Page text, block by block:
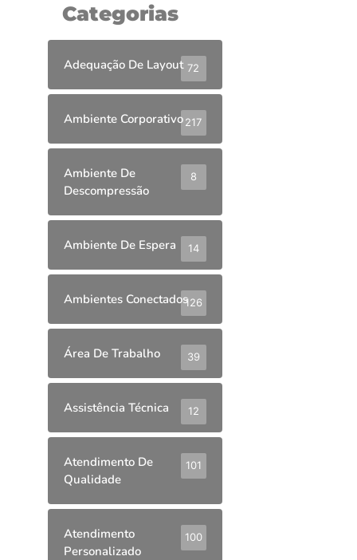
Categorias
Adequação De Layout 72
Ambiente Corporativo217
Ambiente De
Descompressão
8
Ambiente De Espera 14
Ambientes Conectados126
Área De Trabalho 39
Assistência Técnica 12
Atendimento De
Qualidade
101
Atendimento
Personalizado
100